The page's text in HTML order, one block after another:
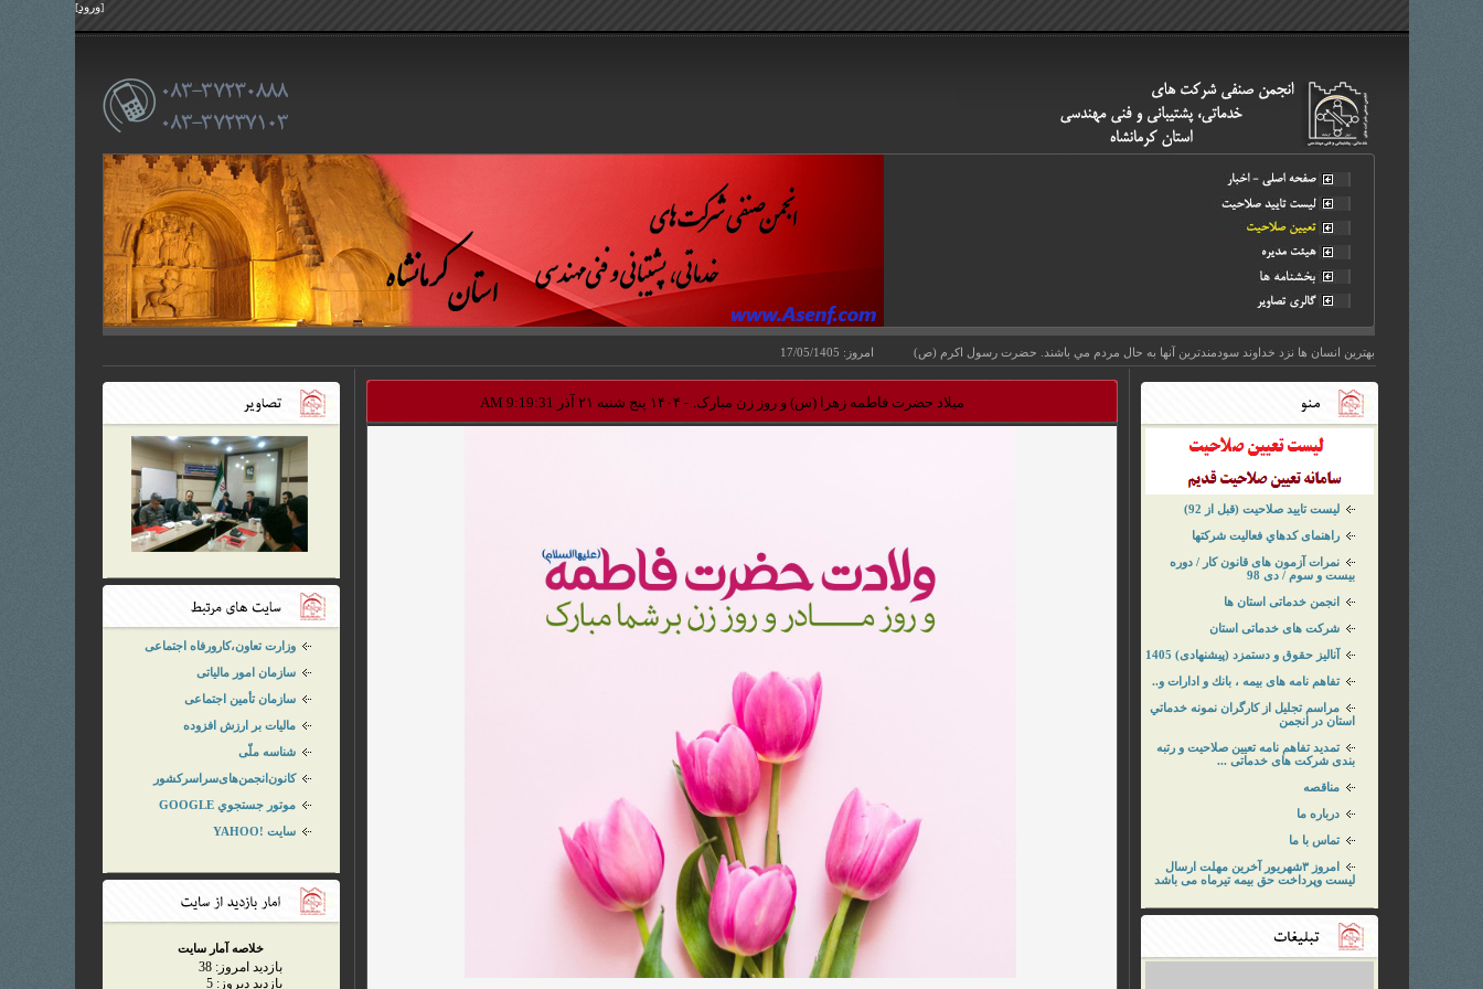
[ورود]
بهترين انسان ها نزد خداوند سودمندترين آنها به حال مردم مي باشند. حضرت رسول اكرم (ص) امروز: 17/05/1405
لیست تایید صلاحیت (قبل از 92)
راهنمای کدهاي فعاليت شركتها
نمرات آزمون های قانون کار / دوره
بیست و سوم / دی 98
انجمن خدماتی استان ها
شرکت های خدماتی استان
آناليز حقوق و دستمزد (پیشنهادی) 1405
تفاهم نامه های بیمه ، بانك و ادارات و..
مراسم تجليل از كارگران نمونه خدماتي
استان در انجمن
تمدید تفاهم نامه تعیین صلاحیت و رتبه
بندی شرکت های خدماتی ...
مناقصه
درباره ما
تماس با ما
امروز ۳شهریور آخرین مهلت ارسال
لیست وپرداخت حق بیمه تیرماه می باشد
میلاد حضرت فاطمه زهرا (س) و روز زن مبارک. - ۱۴۰۴ پنج شنبه ۲۱ آذر 9:19:31 AM
وزارت تعاون،کارورفاه اجتماعی
سازمان امور مالیاتی
سازمان تأمین اجتماعی
ماليات بر ارزش افزوده
شناسه ملّی
کانون‌انجمن‌های‌سراسرکشور
موتور جستجوي GOOGLE
سايت !YAHOO